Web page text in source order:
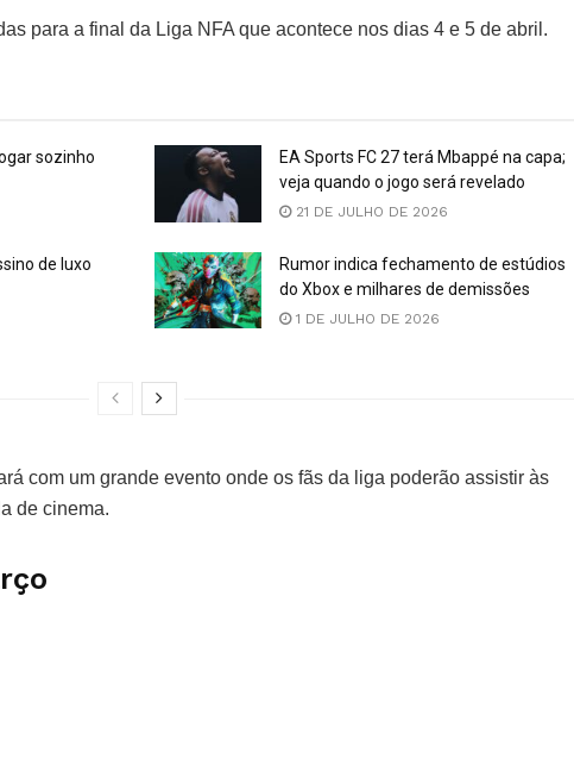
para a final da Liga NFA que acontece nos dias 4 e 5 de abril.
sozinho
EA Sports FC 27 terá Mbappé na capa;
veja quando o jogo será revelado
21 DE JULHO DE 2026
de luxo
Rumor indica fechamento de estúdios
do Xbox e milhares de demissões
1 DE JULHO DE 2026
com um grande evento onde os fãs da liga poderão assistir às
de cinema.